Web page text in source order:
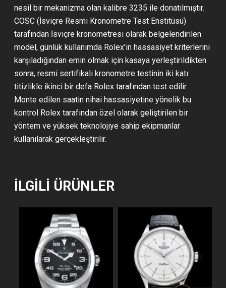
nesil bir mekanizma olan kalibre 3235 ile donatılmıştır.
COSC (İsviçre Resmi Kronometre Test Enstitüsü)
tarafından İsviçre kronometresi olarak belgelendirilen
model, günlük kullanımda Rolex’in hassasiyet kriterlerini
karşıladığından emin olmak için kasaya yerleştirildikten
sonra, resmi sertifikalı kronometre testinin iki katı
titizlikle ikinci bir defa Rolex tarafından test edilir.
Monte edilen saatin nihai hassasiyetine yönelik bu
kontrol Rolex tarafından özel olarak geliştirilen bir
yöntem ve yüksek teknolojiye sahip ekipmanlar
kullanılarak gerçekleştirilir.
İLGILI ÜRÜNLER